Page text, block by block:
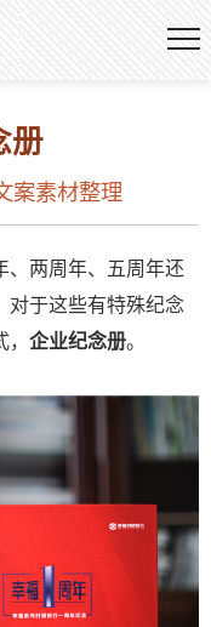
册
案素材整理
、两周年、五周年还
对于这些有特殊纪念
企业纪念册。